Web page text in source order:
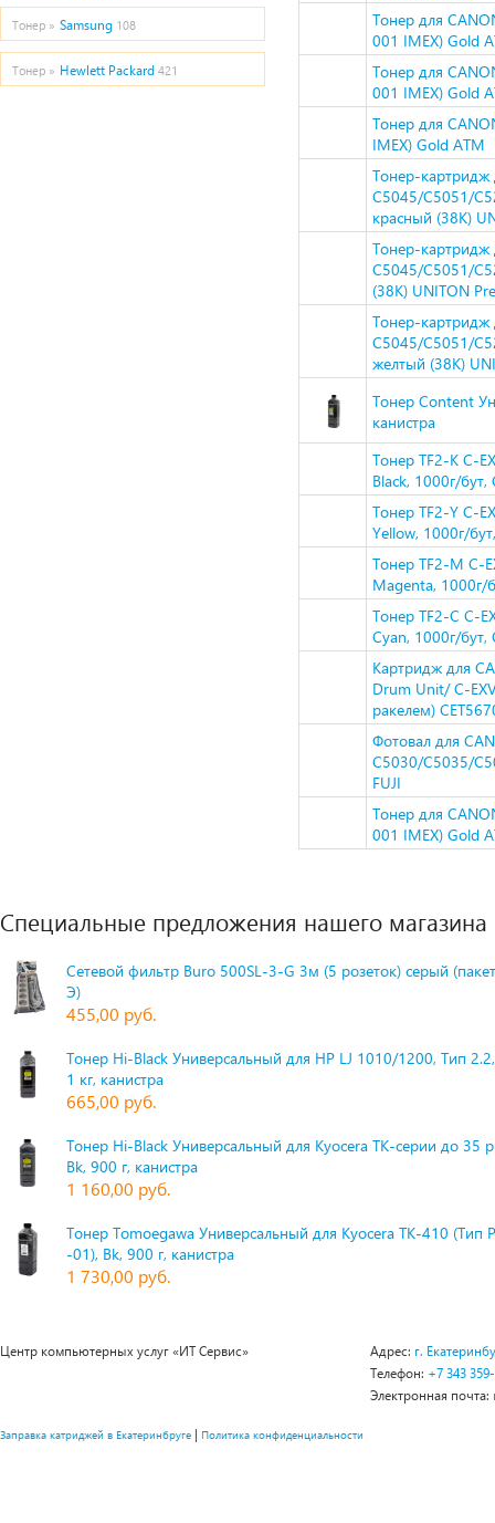
Тонер » Samsung 108
Тонер » Hewlett Packard 421
Тонер для
001 IMEX) Gold
Тонер для
001 IMEX) Gold
Тонер для
IMEX) Gold ATM
Тонер-картридж
C5045/C5051/
красный (38K)
Тонер-картридж
C5045/C5051/
(38K) UNITON
Тонер-картридж
C5045/C5051/
желтый (38K)
Тонер Content
канистра
Тонер TF2-K C-
Black, 1000г/бут,
Тонер TF2-Y C-
Yellow, 1000г/
Тонер TF2-M C-
Magenta, 1000г/
Тонер TF2-C C-
Cyan, 1000г/бут,
Картридж для
Drum Unit/ C-
ракелем)
Фотовал для
C5030/C5035/
FUJI
Тонер для
001 IMEX) Gold
Специальные предложения нашего магазина
Сетевой фильтр Buro 500SL-3-G 3м (5 розеток) серый
Э)
455,00 руб.
Тонер Hi-Black Универсальный для HP LJ 1010/1200, Тип
1 кг, канистра
665,00 руб.
Тонер Hi-Black Универсальный для Kyocera TK-серии до 35
Bk, 900 г, канистра
1 160,00 руб.
Тонер Tomoegawa Универсальный для Kyocera TK-410 (Тип
-01), Bk, 900 г, канистра
1 730,00 руб.
Центр компьютерных услуг «ИТ Сервис» Адрес: г.
Телефон: +7 343
Электронная почта:
Заправка катриджей в Екатеринбруге | Политика конфиденциальности